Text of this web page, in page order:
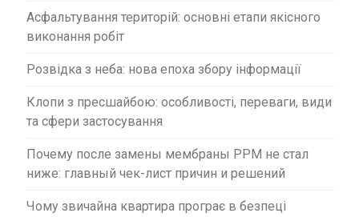
Асфальтування територій: основні етапи якісного
виконання робіт
Розвідка з неба: нова епоха збору інформації
Клопи з пресшайбою: особливості, переваги, види
та сфери застосування
Почему после замены мембраны PPM не стал
ниже: главный чек-лист причин и решений
Чому звичайна квартира програє в безпеці